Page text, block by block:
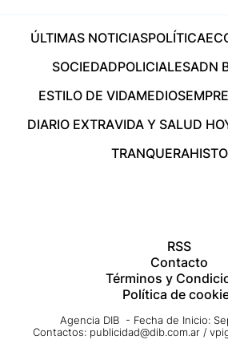
ÚLTIMAS NOTICIASPOLÍTICA
SOCIEDADPOLICIALESADN
ESTILO DE VIDAMEDIOS
DIARIO EXTRAVIDA Y SALUD
TRANQUERA
RSS
Contacto
Términos y
Política de
Agencia DIB - Fecha de Inicio:
Contactos: publicidad@dib.com.ar /